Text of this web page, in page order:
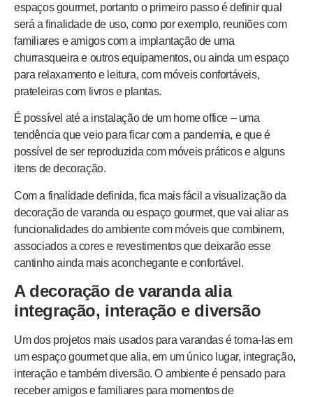
espaços gourmet, portanto o primeiro passo é definir qual
será a finalidade de uso, como por exemplo, reuniões com
familiares e amigos com a implantação de uma
churrasqueira e outros equipamentos, ou ainda um espaço
para relaxamento e leitura, com móveis confortáveis,
prateleiras com livros e plantas.
É possível até a instalação de um home office – uma
tendência que veio para ficar com a pandemia, e que é
possível de ser reproduzida com móveis práticos e alguns
itens de decoração.
Com a finalidade definida, fica mais fácil a visualização da
decoração de varanda ou espaço gourmet, que vai aliar as
funcionalidades do ambiente com móveis que combinem,
associados a cores e revestimentos que deixarão esse
cantinho ainda mais aconchegante e confortável.
A decoração de varanda alia
integração, interação e diversão
Um dos projetos mais usados para varandas é torna-las em
um espaço gourmet que alia, em um único lugar, integração,
interação e também diversão. O ambiente é pensado para
receber amigos e familiares para momentos de